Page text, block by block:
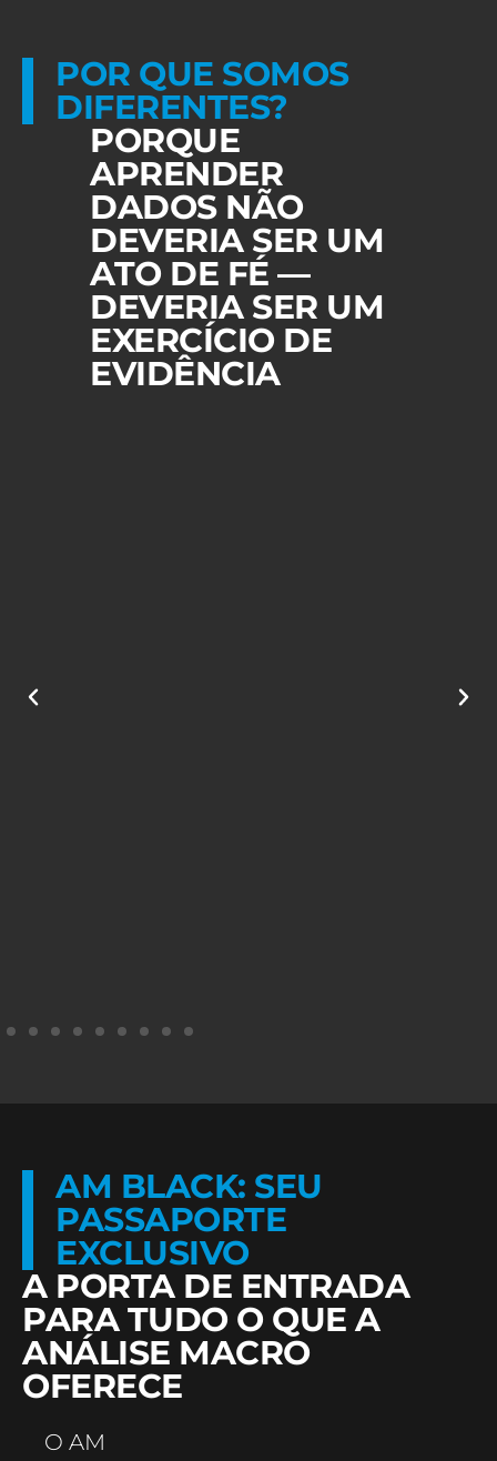
POR QUE SOMOS
DIFERENTES?
PORQUE
APRENDER
DADOS NÃO
DEVERIA SER UM
ATO DE FÉ —
DEVERIA SER UM
EXERCÍCIO DE
EVIDÊNCIA
AM BLACK: SEU
PASSAPORTE
EXCLUSIVO
A PORTA DE ENTRADA
PARA TUDO O QUE A
ANÁLISE MACRO
OFERECE
O AM